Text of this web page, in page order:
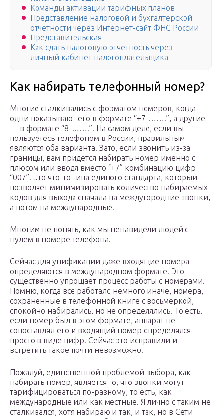
Команды активации тарифных планов
Представление налоговой и бухгалтерской
отчетности через Интернет-сайт ФНС России
Представительская
Как сдать налоговую отчетность через
личный кабинет налогоплательщика
Как набирать телефонный номер?
Многие сталкивались с форматом номеров, когда
одни показывают его в формате “+7-…….”, а другие
— в формате “8-…….”. На самом деле, если вы
пользуетесь телефоном в России, правильным
являются оба варианта. Зато, если звонить из-за
границы, вам придется набирать номер именно с
плюсом или вводя вместо “+7” комбинацию цифр
“007”. Это что-то типа единого стандарта, который
позволяет минимизировать количество набираемых
кодов для выхода сначала на междугородние звонки,
а потом на международные.
Многим не понять, как мы ненавидели людей с
нулем в номере телефона.
Сейчас для унификации даже входящие номера
определяются в международном формате. Это
существенно упрощает процесс работы с номерами.
Помню, когда все работало немного иначе, номера,
сохраненные в телефонной книге с восьмеркой,
спокойно набирались, но не определялись. То есть,
если номер был в этом формате, аппарат не
сопоставлял его и входящий номер определялся
просто в виде цифр. Сейчас это исправили и
встретить такое почти невозможно.
Пожалуй, единственной проблемой выбора, как
набирать номер, является то, что звонки могут
тарифицироваться по-разному, то есть, как
международные или как местные. Я лично с таким не
сталкивался, хотя набираю и так, и так, но в Сети